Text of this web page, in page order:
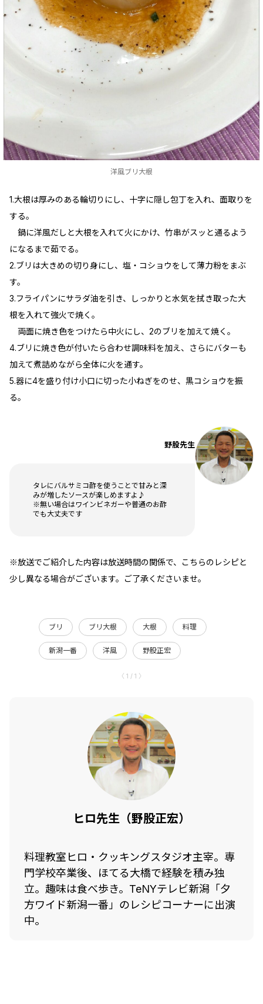
洋風ブリ大根
1.大根は厚みのある輪切りにし、十字に隠し包丁を入れ、面取りを
する。
鍋に洋風だしと大根を入れて火にかけ、竹串がスッと通るよう
になるまで茹でる。
2.ブリは大きめの切り身にし、塩・コショウをして薄力粉をまぶ
す。
3.フライパンにサラダ油を引き、しっかりと水気を拭き取った大
根を入れて強火で焼く。
両面に焼き色をつけたら中火にし、2のブリを加えて焼く。
4.ブリに焼き色が付いたら合わせ調味料を加え、さらにバターも
加えて煮詰めながら全体に火を通す。
5.器に4を盛り付け小口に切った小ねぎをのせ、黒コショウを振
る。
野股先生
タレにバルサミコ酢を使うことで甘みと深
みが増したソースが楽しめますよ♪
※無い場合はワインビネガーや普通のお酢
でも大丈夫です
※放送でご紹介した内容は放送時間の関係で、こちらのレシピと
少し異なる場合がございます。ご了承くださいませ。
ブリ ブリ大根 大根 料理
新潟一番 洋風 野股正宏
〈 1 / 1 〉
ヒロ先生（野股正宏）
料理教室ヒロ・クッキングスタジオ主宰。専
門学校卒業後、ほてる大橋で経験を積み独
立。趣味は食べ歩き。TeNYテレビ新潟「夕
方ワイド新潟一番」のレシピコーナーに出演
中。